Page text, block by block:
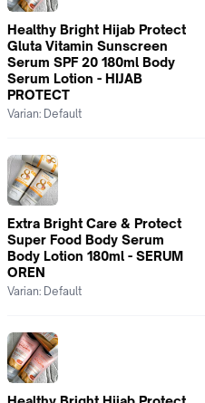
Healthy Bright Hijab Protect
Gluta Vitamin Sunscreen
Serum SPF 20 180ml Body
Serum Lotion - HIJAB
PROTECT
Varian: Default
Extra Bright Care & Protect
Super Food Body Serum
Body Lotion 180ml - SERUM
OREN
Varian: Default